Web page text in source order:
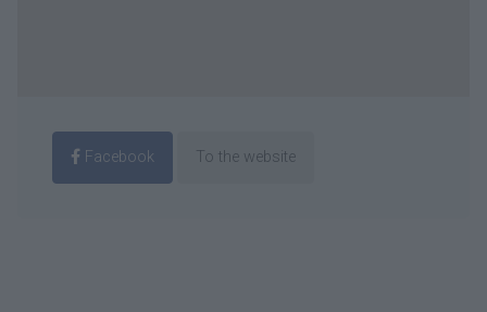
Facebook To the website